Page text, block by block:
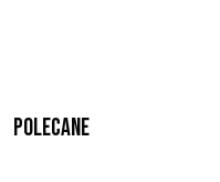
Polecane